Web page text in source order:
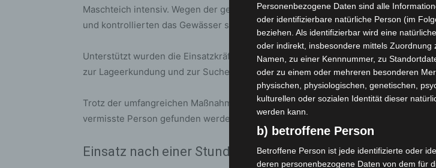
Maschteich intensiv. Wegen der geringen Wassertiefe bildeten die Wasserretter
und kontrollierten das Gewässer systematisch.
Unterstützt wurden die Einsatzkräfte durch den Polizeihubschrauber „Phönix“
zur Lageerkundung und zur Suche entlang der Uferbereiche eingesetzt wurden.
Trotz der umfangreichen Maßnahmen konnte weder im Wasser noch im Umfeld
vermisste Person gefunden werden.
Einsatz nach einer Stunde beendet
Personenbezogene Daten sind alle
oder identifizierbare natürliche Person (im
beziehen. Als identifizierbar wird eine
oder indirekt, insbesondere mittels Zuordnung
Namen, zu einer Kennnummer, zu
oder zu einem oder mehreren besonderen
physischen, physiologischen, genetischen,
kulturellen oder sozialen Identität dieser
werden kann.
b) betroffene Person
Betroffene Person ist jede identifizierte oder
deren personenbezogene Daten von dem für